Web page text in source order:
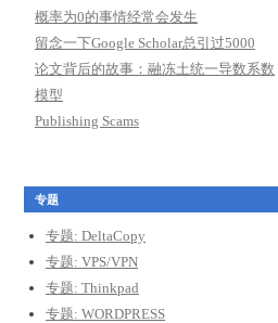
概率为0的事情经常会发生
留念一下Google Scholar总引过5000
论文背后的故事：融冻土统一导数系数
模型
Publishing Scams
专题
专题: DeltaCopy
专题: VPS/VPN
专题: Thinkpad
专题: WORDPRESS